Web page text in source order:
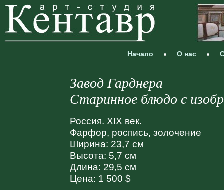
Начало О нас
Завод Гарднера
Старинное блюдо с
Россия. XIX век.
Фарфор, роспись, золочение
Ширина: 23,7 см
Высота: 5,7 см
Длина: 29,5 см
Цена: 1 500 $